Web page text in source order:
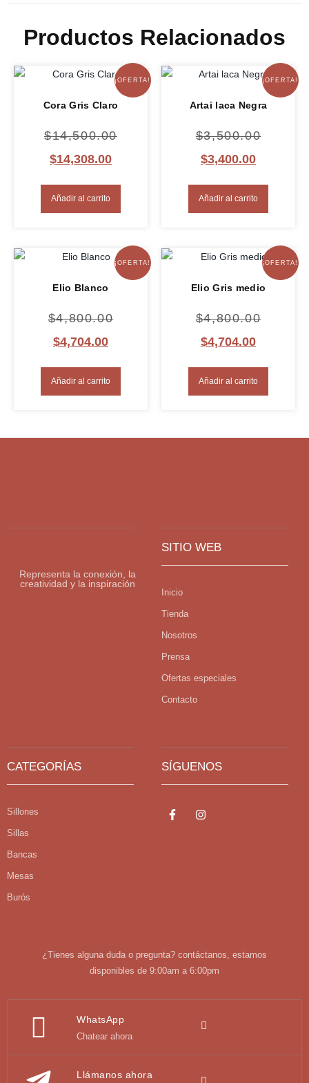
Productos Relacionados
¡OFERTA!
Cora Gris Claro
$14,500.00
$14,308.00
Añadir al carrito
¡OFERTA!
Artai laca Negra
$3,500.00
$3,400.00
Añadir al carrito
¡OFERTA!
Elio Blanco
$4,800.00
$4,704.00
Añadir al carrito
¡OFERTA!
Elio Gris medio
$4,800.00
$4,704.00
Añadir al carrito
Representa la conexión, la
creatividad y la inspiración
SITIO WEB
Inicio
Tienda
Nosotros
Prensa
Ofertas especiales
Contacto
CATEGORÍAS
Sillones
Sillas
Bancas
Mesas
Burós
SÍGUENOS
¿Tienes alguna duda o pregunta? contáctanos, estamos
disponibles de 9:00am a 6:00pm
WhatsApp
Chatear ahora
Llámanos ahora